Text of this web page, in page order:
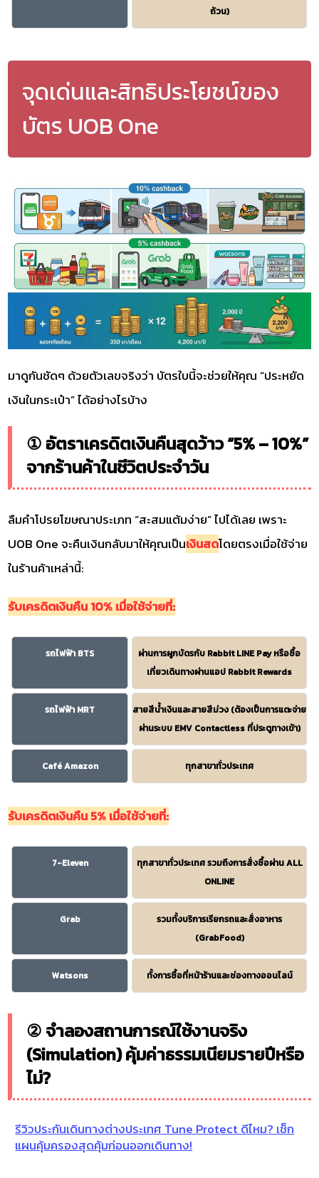
ถ้วน)
จุดเด่นและสิทธิประโยชน์ของ
บัตร UOB One
มาดูกันชัดๆ ด้วยตัวเลขจริงว่า บัตรใบนี้จะช่วยให้คุณ “ประหยัด
เงินในกระเป๋า” ได้อย่างไรบ้าง
① อัตราเครดิตเงินคืนสุดว้าว “5% – 10%”
จากร้านค้าในชีวิตประจำวัน
ลืมคำโปรยโฆษณาประเภท “สะสมแต้มง่าย” ไปได้เลย เพราะ
UOB One จะคืนเงินกลับมาให้คุณเป็นเงินสดโดยตรงเมื่อใช้จ่าย
ในร้านค้าเหล่านี้:
รับเครดิตเงินคืน 10% เมื่อใช้จ่ายที่:
รถไฟฟ้า BTS
ผ่านการผูกบัตรกับ Rabbit LINE Pay หรือซื้อ
เที่ยวเดินทางผ่านแอป Rabbit Rewards
รถไฟฟ้า MRT
สายสีน้ำเงินและสายสีม่วง (ต้องเป็นการแตะจ่าย
ผ่านระบบ EMV Contactless ที่ประตูทางเข้า)
Café Amazon ทุกสาขาทั่วประเทศ
รับเครดิตเงินคืน 5% เมื่อใช้จ่ายที่:
7-Eleven
ทุกสาขาทั่วประเทศ รวมถึงการสั่งซื้อผ่าน ALL
ONLINE
Grab
รวมทั้งบริการเรียกรถและสั่งอาหาร
(GrabFood)
Watsons ทั้งการซื้อที่หน้าร้านและช่องทางออนไลน์
② จำลองสถานการณ์ใช้งานจริง
(Simulation) คุ้มค่าธรรมเนียมรายปีหรือ
ไม่?
รีวิวประกันเดินทางต่างประเทศ Tune Protect ดีไหม? เช็ก
แผนคุ้มครองสุดคุ้มก่อนออกเดินทาง!